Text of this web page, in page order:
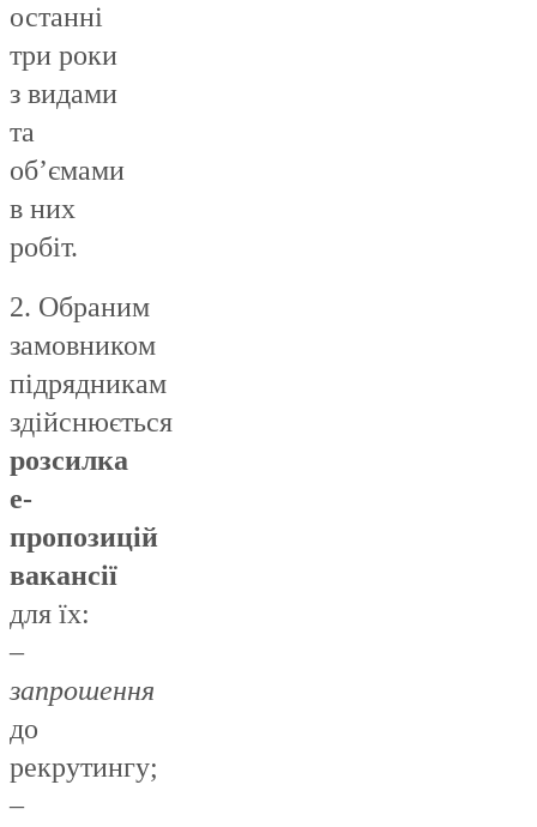
останні
три роки
з видами
та
об’ємами
в них
робіт.
2. Обраним
замовником
підрядникам
здійснюється
розсилка
е-
пропозицій
вакансії
для їх:
–
запрошення
до
рекрутингу;
–